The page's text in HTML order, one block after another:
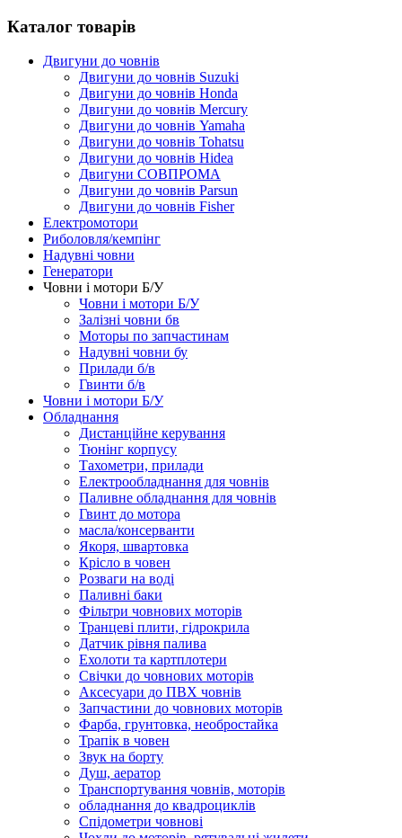
Каталог товарів
Двигуни до човнів
Двигуни до човнів Suzuki
Двигуни до човнів Honda
Двигуни до човнів Mercury
Двигуни до човнів Yamaha
Двигуни до човнів Tohatsu
Двигуни до човнів Hidea
Двигуни СОВПРОМА
Двигуни до човнів Parsun
Двигуни до човнів Fisher
Електромотори
Риболовля/кемпінг
Надувні човни
Генератори
Човни і мотори Б/У
Човни і мотори Б/У
Залізні човни бв
Моторы по запчастинам
Надувні човни бу
Прилади б/в
Гвинти б/в
Човни і мотори Б/У
Обладнання
Дистанційне керування
Тюнінг корпусу
Тахометри, прилади
Електрообладнання для човнів
Паливне обладнання для човнів
Гвинт до мотора
масла/консерванти
Якоря, швартовка
Крісло в човен
Розваги на воді
Паливні баки
Фільтри човнових моторів
Транцеві плити, гідрокрила
Датчик рівня палива
Ехолоти та картплотери
Cвічки до човнових моторів
Аксесуари до ПВХ човнів
Запчастини до човнових моторів
Фарба, грунтовка, необростайка
Трапік в човен
Звук на борту
Душ, аератор
Транспортування човнів, моторів
обладнання до квадроциклів
Спідометри човнові